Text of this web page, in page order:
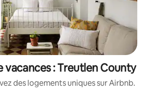
vacances : Treutlen County
des logements uniques sur Airbnb.